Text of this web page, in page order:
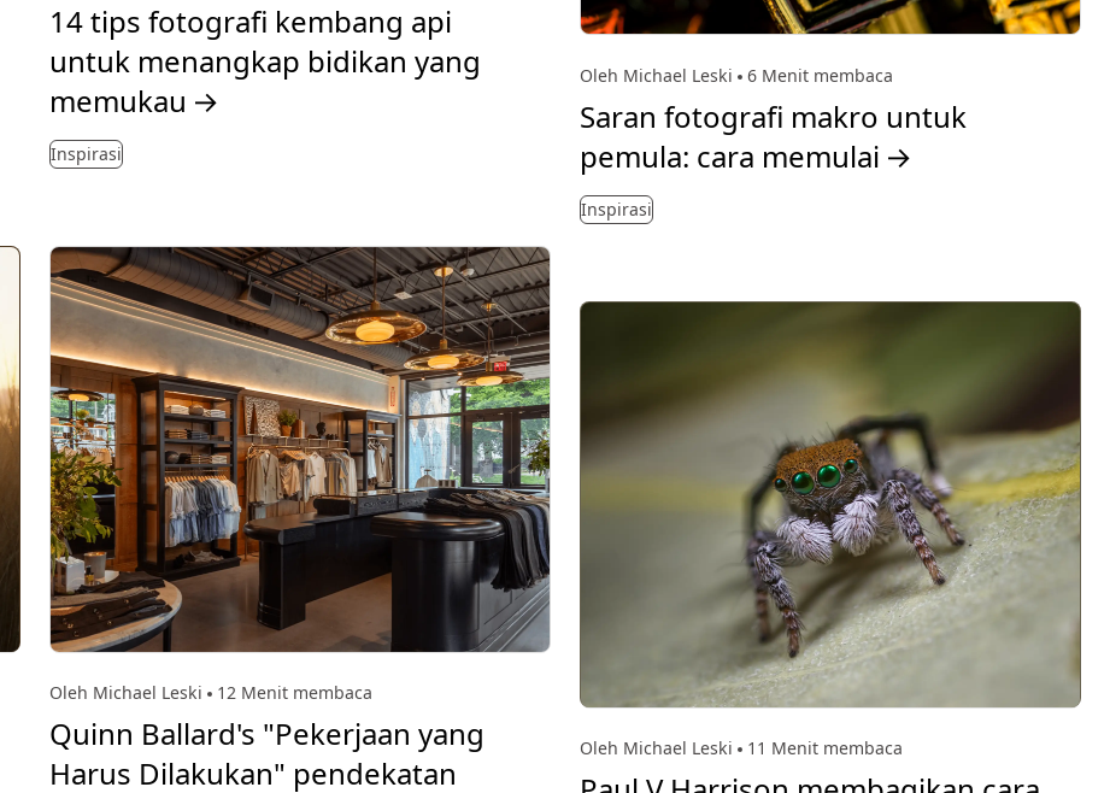
14 tips fotografi kembang api
untuk menangkap bidikan yang
memukau →
Inspirasi
Oleh Michael Leski 12 Menit membaca
Quinn Ballard's "Pekerjaan yang
Harus Dilakukan" pendekatan
Oleh Michael Leski 6 Menit membaca
Saran fotografi makro untuk
pemula: cara memulai →
Inspirasi
Oleh Michael Leski 11 Menit membaca